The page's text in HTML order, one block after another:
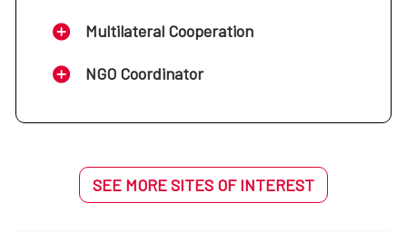
Multilateral Cooperation
NGO Coordinator
SEE MORE SITES OF INTEREST